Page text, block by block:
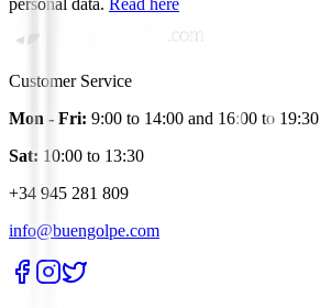
Customer Service
Mon - Fri: 9:00 to 14:00 and 16:00 to 19:30
Sat: 10:00 to 13:30
+34 945 281 809
info@buengolpe.com